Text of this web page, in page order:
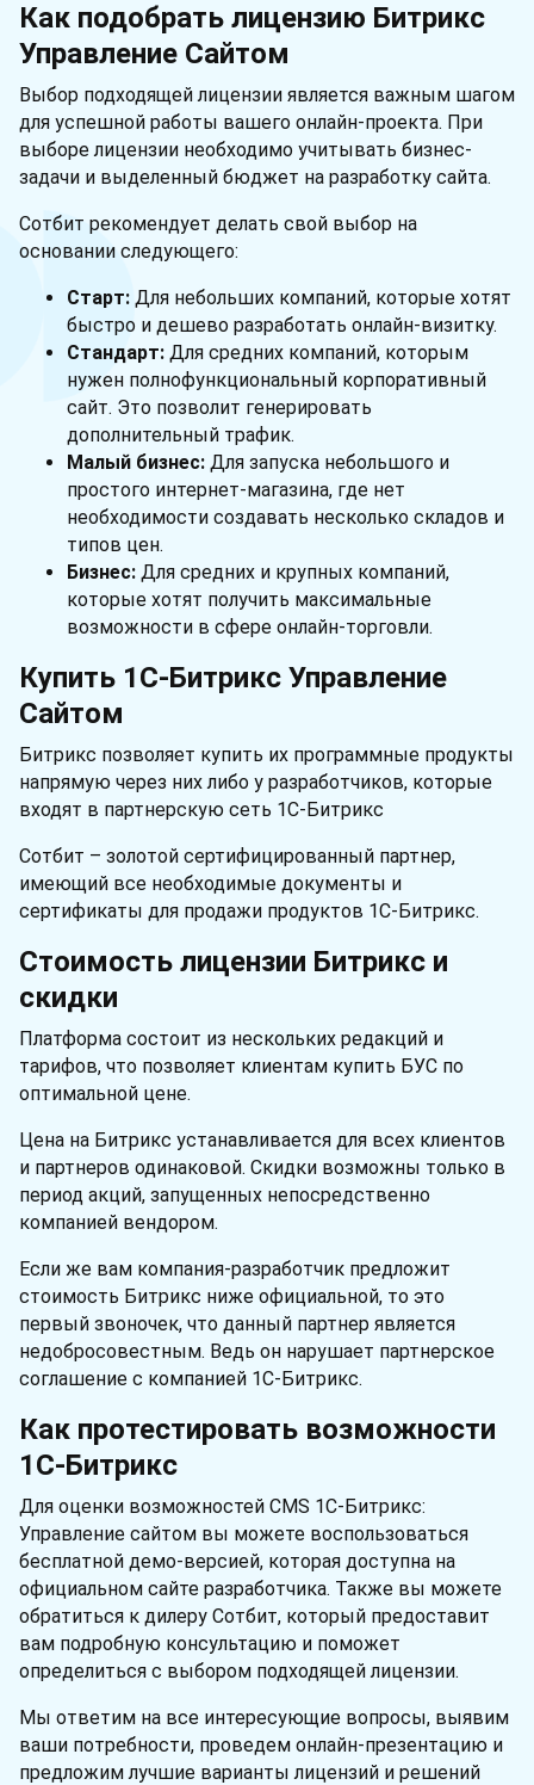
Как подобрать лицензию Битрикс
Управление Сайтом
Выбор подходящей лицензии является важным шагом
для успешной работы вашего онлайн-проекта. При
выборе лицензии необходимо учитывать бизнес-
задачи и выделенный бюджет на разработку сайта.
Сотбит рекомендует делать свой выбор на
основании следующего:
Старт: Для небольших компаний, которые хотят
быстро и дешево разработать онлайн-визитку.
Стандарт: Для средних компаний, которым
нужен полнофункциональный корпоративный
сайт. Это позволит генерировать
дополнительный трафик.
Малый бизнес: Для запуска небольшого и
простого интернет-магазина, где нет
необходимости создавать несколько складов и
типов цен.
Бизнес: Для средних и крупных компаний,
которые хотят получить максимальные
возможности в сфере онлайн-торговли.
Купить 1С-Битрикс Управление
Сайтом
Битрикс позволяет купить их программные продукты
напрямую через них либо у разработчиков, которые
входят в партнерскую сеть 1С-Битрикс
Сотбит – золотой сертифицированный партнер,
имеющий все необходимые документы и
сертификаты для продажи продуктов 1С-Битрикс.
Стоимость лицензии Битрикс и
скидки
Платформа состоит из нескольких редакций и
тарифов, что позволяет клиентам купить БУС по
оптимальной цене.
Цена на Битрикс устанавливается для всех клиентов
и партнеров одинаковой. Скидки возможны только в
период акций, запущенных непосредственно
компанией вендором.
Если же вам компания-разработчик предложит
стоимость Битрикс ниже официальной, то это
первый звоночек, что данный партнер является
недобросовестным. Ведь он нарушает партнерское
соглашение с компанией 1С-Битрикс.
Как протестировать возможности
1С-Битрикс
Для оценки возможностей CMS 1С-Битрикс:
Управление сайтом вы можете воспользоваться
бесплатной демо-версией, которая доступна на
официальном сайте разработчика. Также вы можете
обратиться к дилеру Сотбит, который предоставит
вам подробную консультацию и поможет
определиться с выбором подходящей лицензии.
Мы ответим на все интересующие вопросы, выявим
ваши потребности, проведем онлайн-презентацию и
предложим лучшие варианты лицензий и решений